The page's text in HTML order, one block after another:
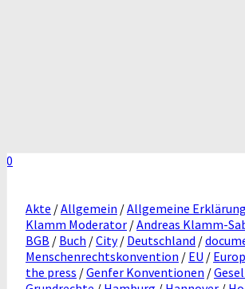
0
Akte /Allgemein /Allgemeine
Klamm Moderator /Andreas Klamm-
BGB / Buch /City/ Deutschland /
Menschenrechtskonvention / EU /
the press /Genfer Konventionen /